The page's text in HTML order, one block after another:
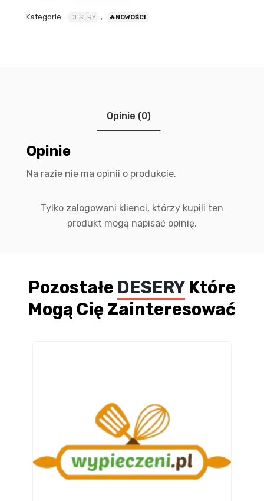
Kategorie: DESERY , 🔥NOWOŚCI
Opinie (0)
Opinie
Na razie nie ma opinii o produkcie.
Tylko zalogowani klienci, którzy kupili ten
produkt mogą napisać opinię.
Pozostałe DESERY Które
Mogą Cię Zainteresować